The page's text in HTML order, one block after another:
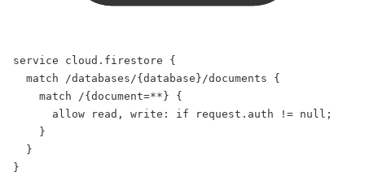
service cloud.firestore
{
match
/databases/{database}/documents
{
match
/{document=** }
{
allow
read, write: if request.auth != null ;
    }
  }
}